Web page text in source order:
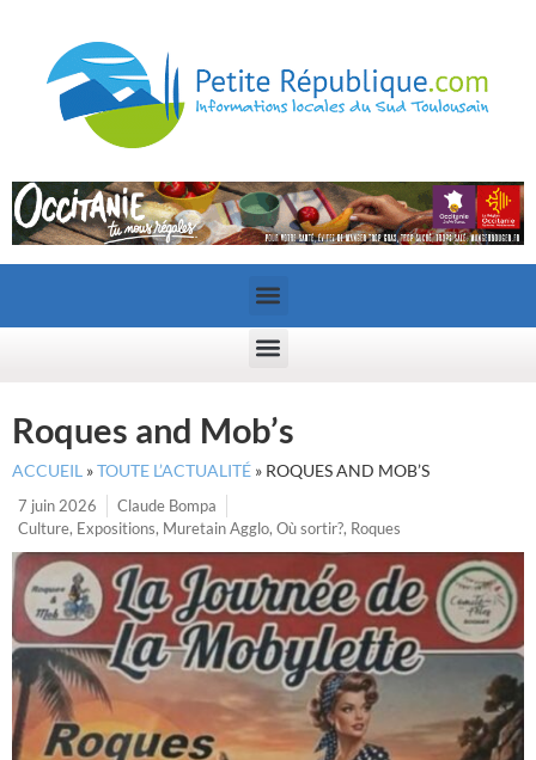
Roques and Mob’s
ACCUEIL »TOUTE L’ACTUALITÉ » ROQUES AND MOB’S
7 juin 2026
Claude Bompa
Culture, Expositions, Muretain Agglo, Où sortir?, Roques